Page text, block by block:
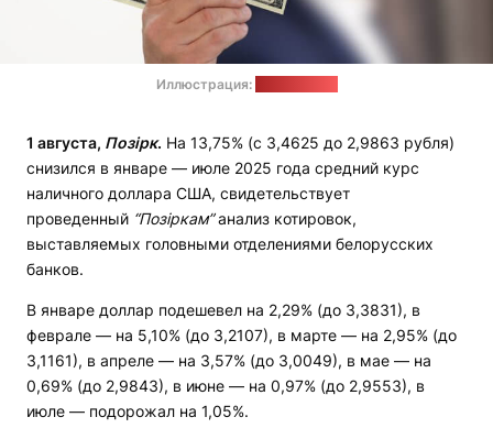
Иллюстрация:
1 августа, Позірк. На 13,75% (с 3,4625 до 2,9863 рубля)
снизился в январе — июле 2025 года средний курс
наличного доллара США, свидетельствует
проведенный “Позіркам”анализ котировок,
выставляемых головными отделениями белорусских
банков.
В январе доллар подешевел на 2,29% (до 3,3831), в
феврале — на 5,10% (до 3,2107), в марте — на 2,95% (до
3,1161), в апреле — на 3,57% (до 3,0049), в мае — на
0,69% (до 2,9843), в июне — на 0,97% (до 2,9553), в
июле — подорожал на 1,05%.